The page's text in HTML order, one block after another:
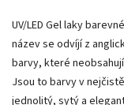
UV/LED Gel laky barevné
název se odvíjí z
barvy, které
Jsou to barvy v
jednolitý, sytý a